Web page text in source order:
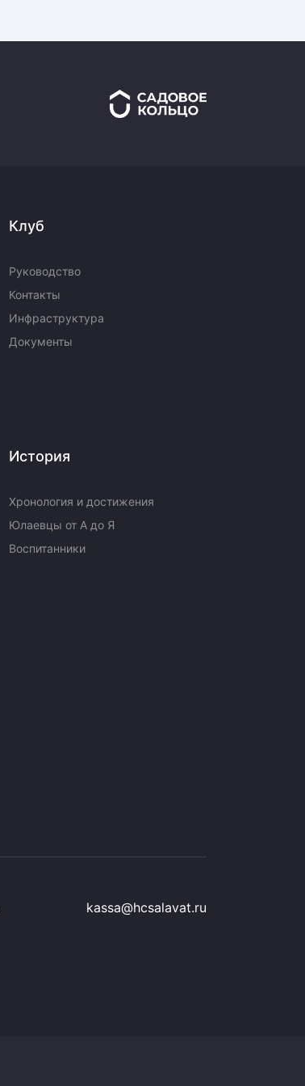
Клуб
Руководство
Контакты
Инфраструктура
Документы
История
Хронология и достижения
Юлаевцы от А до Я
Воспитанники
kassa@hcsalavat.ru